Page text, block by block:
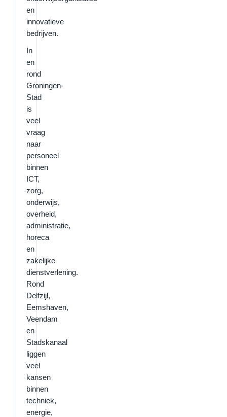
en
innovatieve
bedrijven.
In
en
rond
Groningen-
Stad
is
veel
vraag
naar
personeel
binnen
ICT,
zorg,
onderwijs,
overheid,
administratie,
horeca
en
zakelijke
dienstverlening.
Rond
Delfzijl,
Eemshaven,
Veendam
en
Stadskanaal
liggen
veel
kansen
binnen
techniek,
energie,